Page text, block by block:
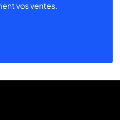
vos ventes.